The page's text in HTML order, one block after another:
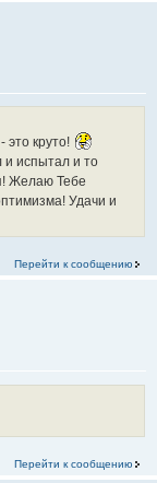
это круто!
и испытал и то
Желаю Тебе
Удачи и
Перейти к сообщению
Перейти к сообщению